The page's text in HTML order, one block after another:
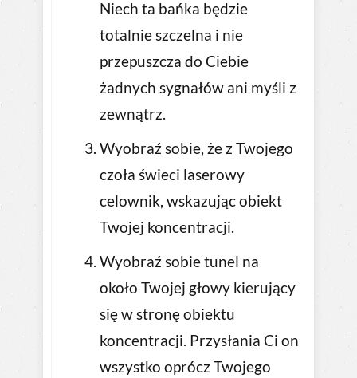
Niech ta bańka będzie
totalnie szczelna i nie
przepuszcza do Ciebie
żadnych sygnałów ani myśli z
zewnątrz.
Wyobraź sobie, że z Twojego
czoła świeci laserowy
celownik, wskazując obiekt
Twojej koncentracji.
Wyobraź sobie tunel na
około Twojej głowy kierujący
się w stronę obiektu
koncentracji. Przysłania Ci on
wszystko oprócz Twojego